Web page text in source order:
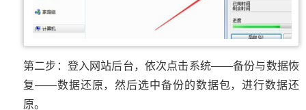
第二步：登入网站后台，依次点击系统——备份与数据恢
复——数据还原，然后选中备份的数据包，进行数据还
原。